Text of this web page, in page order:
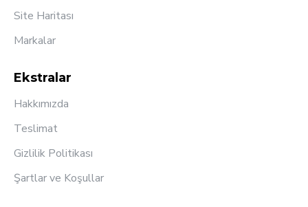
Site Haritası
Markalar
Ekstralar
Hakkımızda
Teslimat
Gizlilik Politikası
Şartlar ve Koşullar